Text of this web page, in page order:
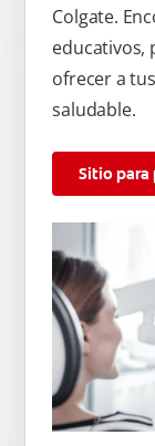
Colgate.
educativos,
ofrecer a
saludable.
Sitio para